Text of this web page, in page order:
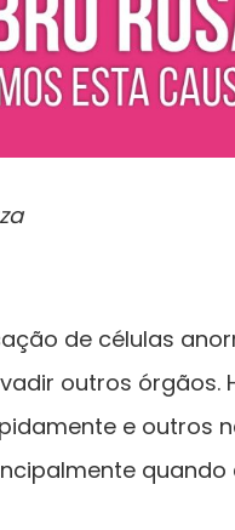
de células
outros órgãos.
e outros